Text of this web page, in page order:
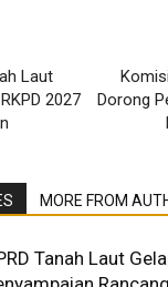
Laut
2027
Dorong
MORE FROM
Tanah Laut